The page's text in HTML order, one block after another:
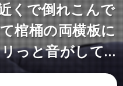
くで倒れこんで
棺桶の両横板に
っと音がして…